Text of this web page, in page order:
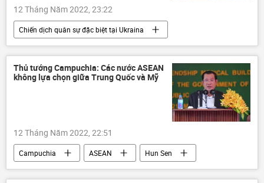
12 Tháng Năm 2022, 23:22
Chiến dịch quân sự đặc biệt tại Ukraina
Cuộc khủng hoảng ở Ukraina
Ukraina
Thế giới
Nga
xung đột
Mariupol
OSCE Thiết bị quân sự
Thủ tướng Campuchia: Các nước ASEAN
không lựa chọn giữa Trung Quốc và Mỹ
12 Tháng Năm 2022, 22:51
Campuchia ASEAN
Hun Sen
Hoa Kỳ
Trung Quốc
quan hệ